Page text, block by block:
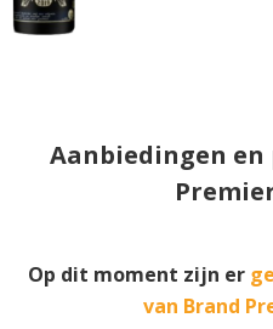
Aanbiedingen
Op dit moment zijn er
van Brand